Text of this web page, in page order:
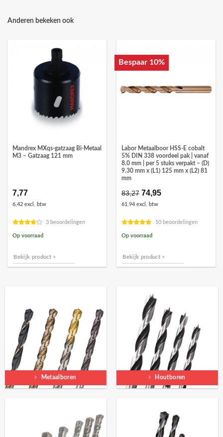
Anderen bekeken ook
Mandrex MXqs-gatzaag Bi-Metaal
M3 – Gatzaag 121 mm
7,77
6,42 excl. btw
3 beoordelingen
Op voorraad
Bekijk product >
Bespaar 10%
Labor Metaalboor HSS-E cobalt
5% DIN 338 voordeel pak | vanaf
8.0 mm | per 5 stuks verpakt – (D)
9.30 mm x (L1) 125 mm x (L2) 81
mm
83,27 Oorspronkelijke
prijs
was:
74,95Huidige
61,94 excl. btw
10 beoordelingen
Op voorraad
Bekijk product >
Metaalboren Houtboren